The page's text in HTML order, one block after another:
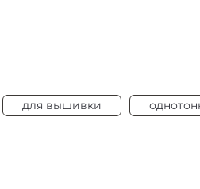
для вышивки